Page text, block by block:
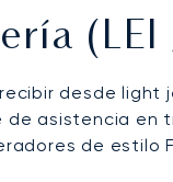
(LEI
desde
asistencia en
de estilo